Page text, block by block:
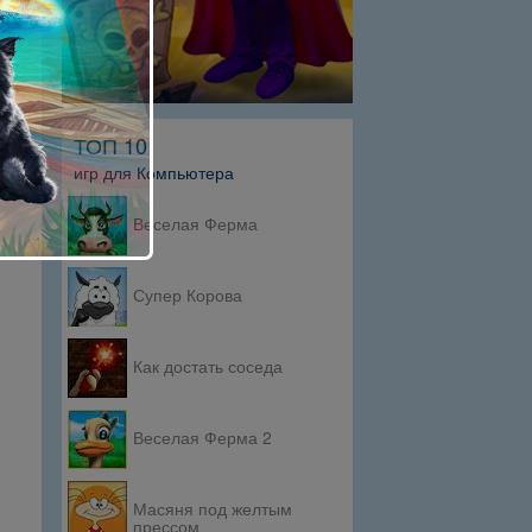
ТОП 10
игр для Компьютера
Веселая Ферма
Супер Корова
Как достать соседа
Веселая Ферма 2
Масяня под желтым
прессом